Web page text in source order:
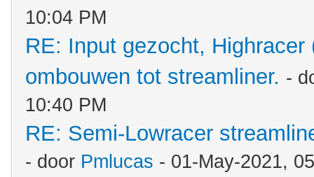
10:04 PM
RE: Input gezocht,
ombouwen tot streamliner. -
10:40 PM
RE: Semi-Lowracer
- door Pmlucas - 01-May-2021,